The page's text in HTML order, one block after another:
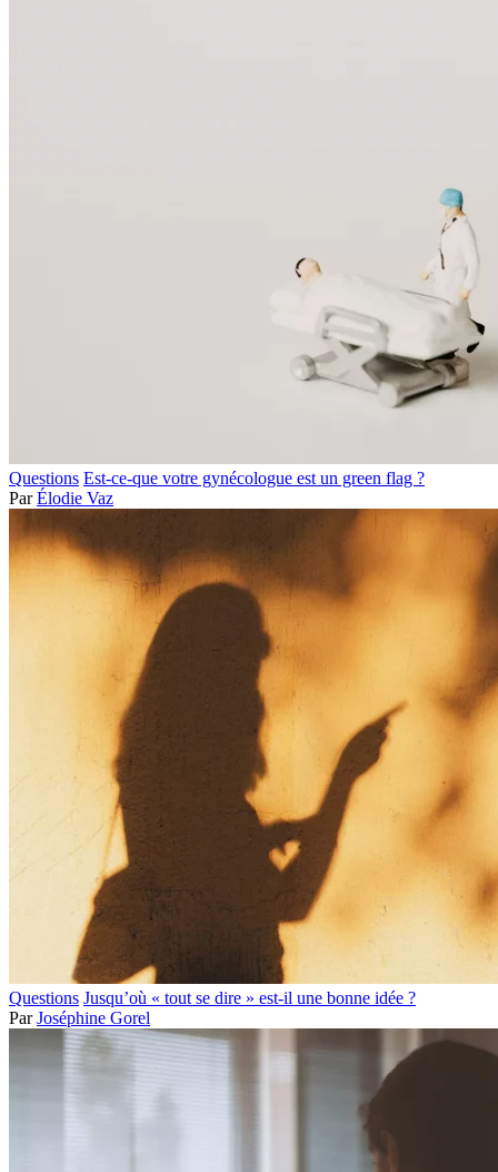
Questions Est-ce-que votre gynécologue est un green flag ?
Par Élodie Vaz
Questions Jusqu’où « tout se dire » est-il une bonne idée ?
Par Joséphine Gorel